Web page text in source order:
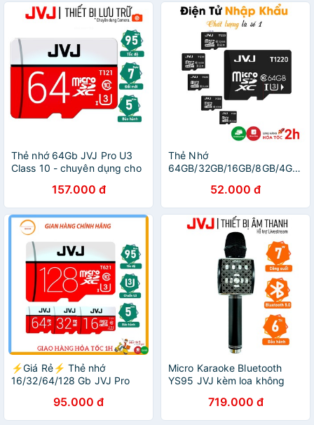
Thẻ nhớ 64Gb JVJ Pro U3
Class 10 - chuyên dụng cho
ảnh,... tốc độ cao 95Mb-
140Mb/s
157.000 đ
Thẻ Nhớ
64GB/32GB/16GB/8GB/4GB/
Tốc Độ Cao Tương Thích Mọi
Thiết Bị
52.000 đ
⚡Giá Rẻ⚡ Thẻ nhớ
16/32/64/128 Gb JVJ Pro
cho CAMERA tốc độ cao -
Bh 5 năm
95.000 đ
Micro Karaoke Bluetooth
YS95 JVJ kèm loa không
giọng-kèm bộ thu tín hiệu
qua loa rời
719.000 đ